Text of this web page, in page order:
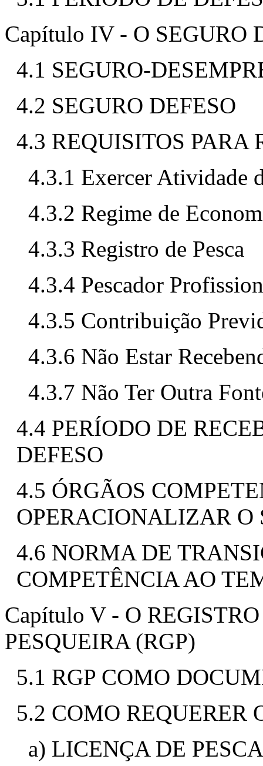
Capítulo IV - O SEGURO
4.1 SEGURO-
4.2 SEGURO DEFESO
4.3 REQUISITOS PARA
4.3.1 Exercer Atividade
4.3.2 Regime de
4.3.3 Registro de Pesca
4.3.4 Pescador
4.3.5 Contribuição
4.3.6 Não Estar
4.3.7 Não Ter Outra
4.4 PERÍODO DE
DEFESO
4.5 ÓRGÃOS
OPERACIONALIZAR O
4.6 NORMA DE
COMPETÊNCIA AO
Capítulo V - O
PESQUEIRA (RGP)
5.1 RGP COMO
5.2 COMO REQUERER
a) LICENÇA DE